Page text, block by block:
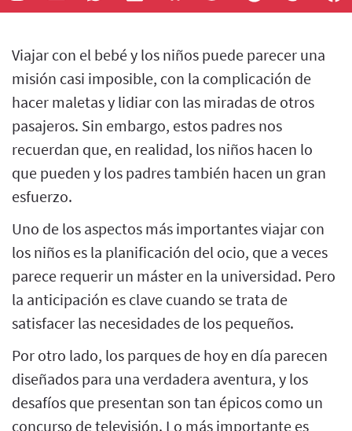
Viajar con el bebé y los niños puede parecer una
misión casi imposible, con la complicación de
hacer maletas y lidiar con las miradas de otros
pasajeros. Sin embargo, estos padres nos
recuerdan que, en realidad, los niños hacen lo
que pueden y los padres también hacen un gran
esfuerzo.
Uno de los aspectos más importantes viajar con
los niños es la planificación del ocio, que a veces
parece requerir un máster en la universidad. Pero
la anticipación es clave cuando se trata de
satisfacer las necesidades de los pequeños.
Por otro lado, los parques de hoy en día parecen
diseñados para una verdadera aventura, y los
desafíos que presentan son tan épicos como un
concurso de televisión. Lo más importante es